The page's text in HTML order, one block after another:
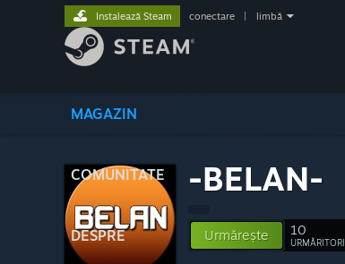
MAGAZIN
COMUNITATE
DESPRE
Instalează Steam conectare limbă
-BELAN-
Urmărește 10
URMĂRITORI